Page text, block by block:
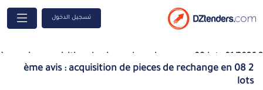
تسجيل الدخول
2616100691 A -=-=-=-
2 ème avis : acquisition de pieces de rechange en 08
lots